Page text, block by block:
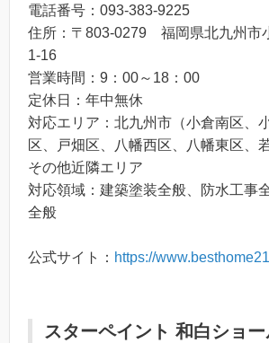
電話番号：093-383-9225
住所：〒803-0279 福岡県北九州市
1-16
営業時間：9：00～18：00
定休日：年中無休
対応エリア：北九州市（小倉南区、
区、戸畑区、八幡西区、八幡東区、
その他近隣エリア
対応領域：建築塗装全般、防水工事
全般
公式サイト： https://
スターペイント 和白ショ